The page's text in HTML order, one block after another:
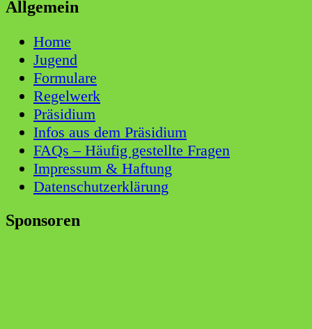
Allgemein
Home
Jugend
Formulare
Regelwerk
Präsidium
Infos aus dem Präsidium
FAQs – Häufig gestellte Fragen
Impressum & Haftung
Datenschutzerklärung
Sponsoren